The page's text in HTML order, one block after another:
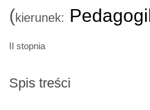
(kierunek:
II stopnia
Spis treści